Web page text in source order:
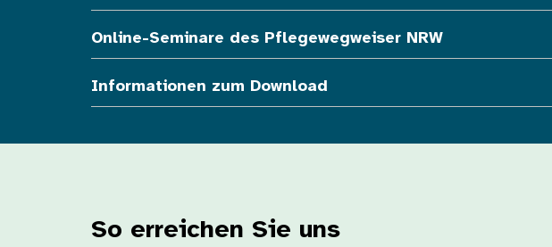
Online-Seminare des Pflegewegweiser NRW
Informationen zum Download
So erreichen Sie uns